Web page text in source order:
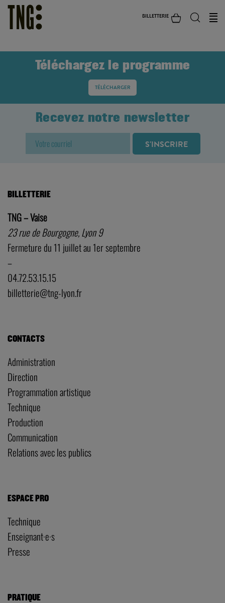
BILLETTERIE
Téléchargez le programme
TÉLÉCHARGER
Recevez notre newsletter
BILLETTERIE
TNG – Vaise
23 rue de Bourgogne, Lyon 9
Fermeture du 11 juillet au 1er septembre
–
04.72.53.15.15
billetterie@tng-lyon.fr
CONTACTS
Administration
Direction
Programmation artistique
Technique
Production
Communication
Relations avec les publics
ESPACE PRO
Technique
Enseignant·e·s
Presse
PRATIQUE